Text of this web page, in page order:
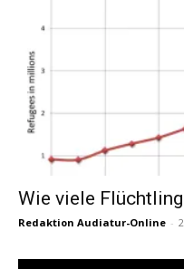
Wie viele
Redaktion Audiatur-Online -